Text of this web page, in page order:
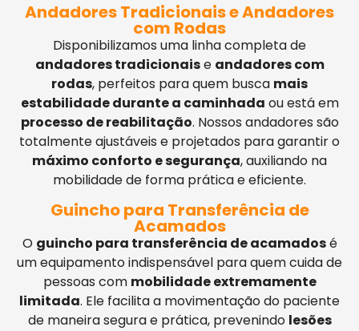
Andadores Tradicionais e Andadores
com Rodas
Disponibilizamos uma linha completa de
andadores tradicionaise andadores com
rodas, perfeitos para quem busca mais
estabilidade durante a caminhada ou está em
processo de reabilitação. Nossos andadores são
totalmente ajustáveis e projetados para garantir o
máximo conforto e segurança, auxiliando na
mobilidade de forma prática e eficiente.
Guincho para Transferência de
Acamados
O guincho para transferência de acamadosé
um equipamento indispensável para quem cuida de
pessoas com mobilidade extremamente
limitada. Ele facilita a movimentação do paciente
de maneira segura e prática, prevenindo lesões